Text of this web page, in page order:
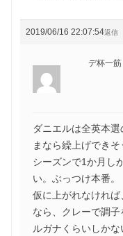
2019/06/16 22:07:54返信
デ杯一筋
ダニエルは全英本
まなら繰上げでき
シーズンで1か月し
い。ぶっつけ本番。
仮に上がれなけれ
なら、クレーで調
ルガナくらいしか